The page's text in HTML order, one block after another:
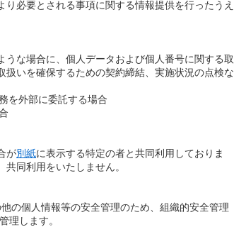
必要とされる事項に関する情報提供を行ったうえ
な場合に、個人データおよび個人番号に関する取
いを確保するための契約締結、実施状況の点検な
を外部に委託する場合
が別紙に表示する特定の者と共同利用しておりま
同利用をいたしません。
の個人情報等の安全管理のため、組織的安全管理
理します。